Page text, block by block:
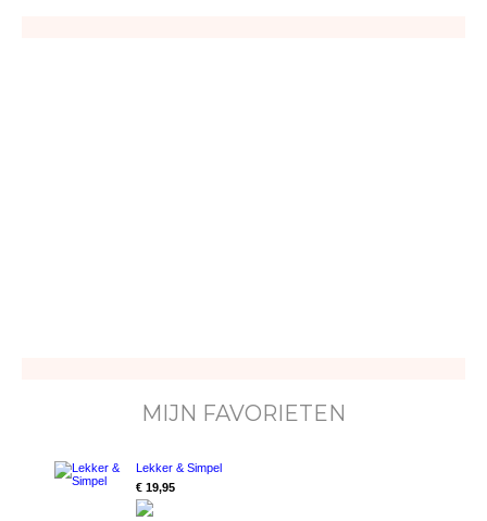
MIJN FAVORIETEN
Lekker & Simpel
€ 19,95